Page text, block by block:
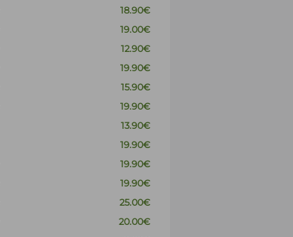
18.90€
19.00€
12.90€
19.90€
15.90€
19.90€
13.90€
19.90€
19.90€
19.90€
25.00€
20.00€